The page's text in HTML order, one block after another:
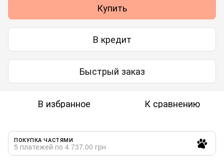
Купить
В кредит
Быстрый заказ
В избранное К сравнению
ПОКУПКА ЧАСТЯМИ
5 платежей по 4 737.00 грн